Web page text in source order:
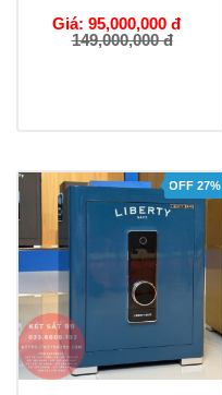
Giá: 95,000,000 đ
149,000,000 đ
OFF 27%